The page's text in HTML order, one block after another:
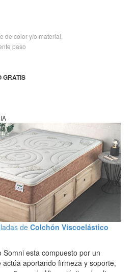
de color y/o material,
paso
GRATIS
de Colchón Viscoelástico
Somni esta compuesto por un
aportando firmeza y soporte,